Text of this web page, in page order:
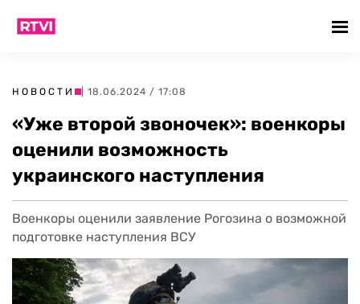
НОВОСТИ | 18.06.2024 / 17:08
«Уже второй звоночек»: военкоры
оценили возможность
украинского наступления
Военкоры оценили заявление Рогозина о возможной
подготовке наступления ВСУ